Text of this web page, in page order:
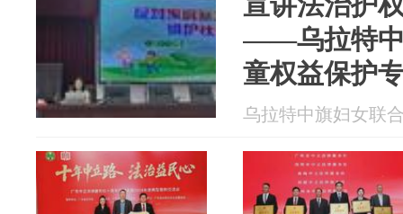
——乌拉特中
童权益保护
乌拉特中旗妇女联